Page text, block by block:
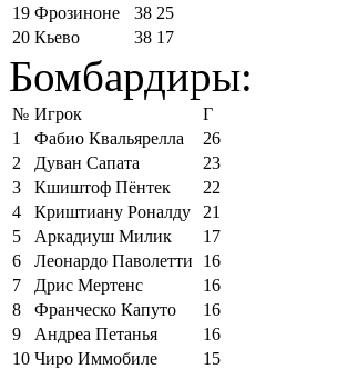
19 Фрозиноне 38 25
20 Кьево 38 17
Бомбардиры:
№ Игрок
Г
1
Фабио Квальярелла
26
2
Дуван Сапата
23
3
Кшиштоф Пёнтек
22
4
Криштиану Роналду
21
5
Аркадиуш Милик
17
6
Леонардо Паволетти
16
7
Дрис Мертенс
16
8
Франческо Капуто
16
9
Андреа Петанья
16
10 Чиро Иммобиле
15